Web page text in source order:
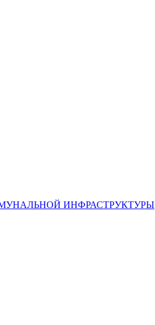
ИНФРАСТРУКТУРЫ